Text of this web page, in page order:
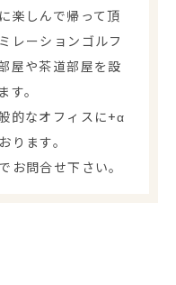
楽しんで帰って頂
レーションゴルフ
屋や茶道部屋を設
。
的なオフィスに+α
ります。
お問合せ下さい。